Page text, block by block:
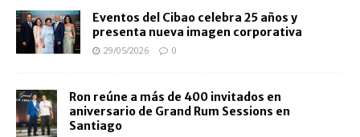
Eventos del Cibao celebra 25 años y
presenta nueva imagen corporativa
29/05/2026 0
Ron reúne a más de 400 invitados en
aniversario de Grand Rum Sessions en
Santiago